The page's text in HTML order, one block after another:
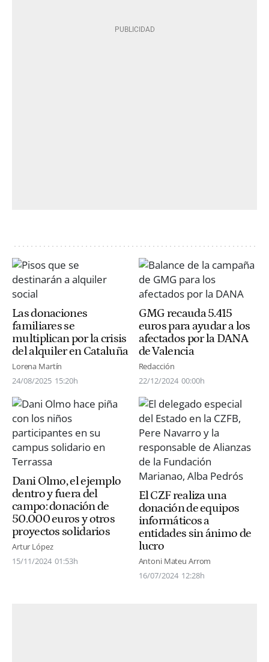
Las donaciones
familiares se
multiplican por la crisis
del alquiler en Cataluña
Lorena Martín
24/08/2025 15:20h
GMG recauda 5.415
euros para ayudar a los
afectados por la DANA
de Valencia
Redacción
22/12/2024 00:00h
Dani Olmo, el ejemplo
dentro y fuera del
campo: donación de
50.000 euros y otros
proyectos solidarios
Artur López
15/11/2024 01:53h
El CZF realiza una
donación de equipos
informáticos a
entidades sin ánimo de
lucro
Antoni Mateu Arrom
16/07/2024 12:28h